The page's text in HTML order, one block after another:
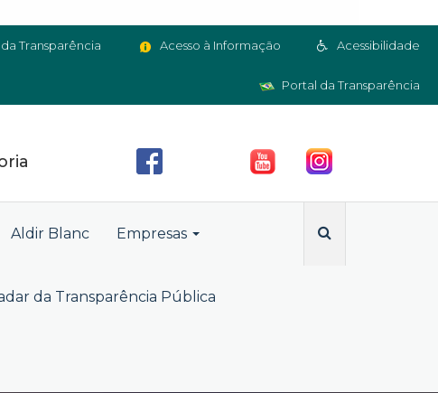
Acessibilidade
Acesso à Informação
Transparência
Portal da Transparência
Aldir Blanc Empresas
da Transparência Pública